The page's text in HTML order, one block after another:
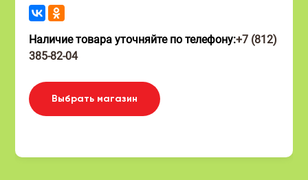
Наличие товара уточняйте по телефону:+7 (812)
385-82-04
Выбрать магазин